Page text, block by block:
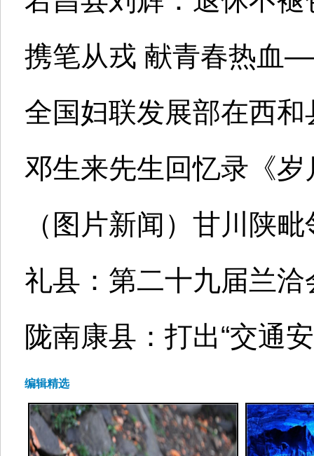
携笔从戎 献青春热血
全国妇联发展部在西
邓生来先生回忆录《
（图片新闻）甘川陕
礼县：第二十九届兰
陇南康县：打出“交通
编辑精选